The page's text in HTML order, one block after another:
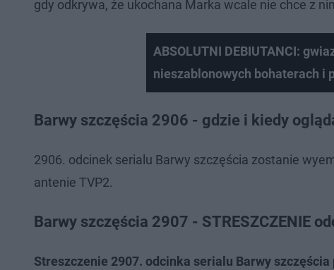
gdy odkrywa, że ukochana Marka wcale nie chce z
ABSOLUTNI DEBIUTANCI:
nieszablonowych bohaterach i
Barwy szczęścia 2906 - gdzie i kiedy
2906. odcinek serialu Barwy szczęścia zostanie
antenie TVP2.
Barwy szczęścia 2907 - STRESZCZENIE
Streszczenie 2907. odcinka serialu Barwy